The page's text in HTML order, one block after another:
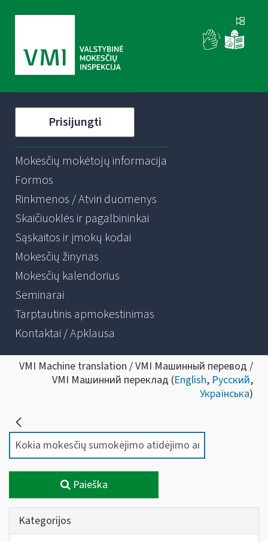
Prisijungti
Mokesčių mokėtojų informacija
Formos
Rinkmenos / Atviri duomenys
Skaičiuoklės ir pagalbininkai
Sąskaitos ir įmokų kodai
Mokesčių žinynas
Mokesčių kalendorius
Seminarai
Tarptautinis apmokestinimas
Kontaktai / Apklausa
VMI Machine translation / VMI Машинный перевод /
VMI Машинний переклад (English, Русский,
Українська)
Paieška
Kategorijos